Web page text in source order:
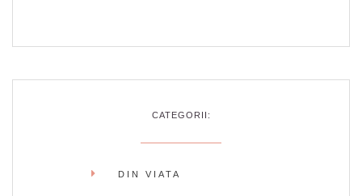
CATEGORII:
DIN VIATA